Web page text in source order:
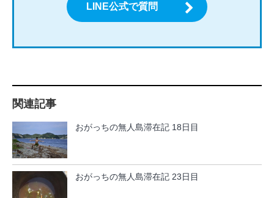
LINE公式で質問
関連記事
おがっちの無人島滞在記 18日目
おがっちの無人島滞在記 23日目